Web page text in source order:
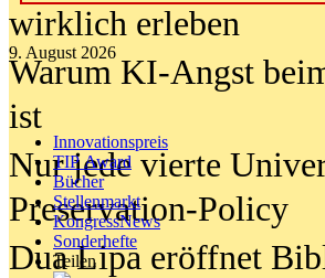
9. August 2026
Innovationspreis
TIP Award
Bücher
Stellenmarkt
KongressNews
Sonderhefte
Teilen
wirklich erleben
Warum KI-Angst
ist
Nur jede vierte
Preservation-Policy
Dua Lipa eröffnet